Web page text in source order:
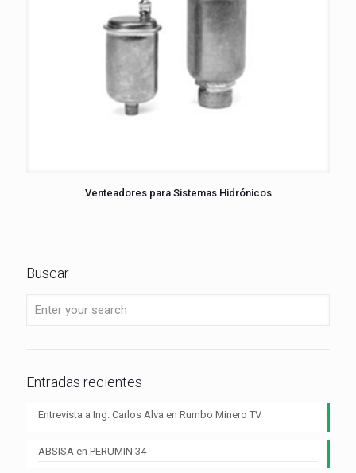
Venteadores para Sistemas Hidrónicos
Buscar
Entradas recientes
Entrevista a Ing. Carlos Alva en Rumbo Minero TV
ABSISA en PERUMIN 34